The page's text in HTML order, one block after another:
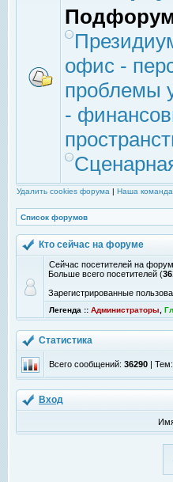
офис -
проблемы
-
Удалить cookies форума | Наша команда
Список форумов
Кто сейчас на форуме
Сейчас посетителей на
Больше всего посетителей (
Зарегистрированные
Легенда :: Администраторы
Статистика
Всего сообщений: 36290 | Тем:
Вход